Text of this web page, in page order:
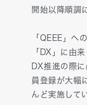
開始以降順調
「QEEE」へ
「DX」に由
DX推進の際
員登録が大幅
んど実施して